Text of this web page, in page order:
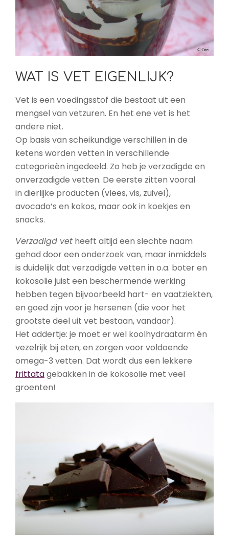
WAT IS VET EIGENLIJK?
Vet is een voedingsstof die bestaat uit een
mengsel van vetzuren. En het ene vet is het
andere niet.
Op basis van scheikundige verschillen in de
ketens worden vetten in verschillende
categorieën ingedeeld. Zo heb je verzadigde en
onverzadigde vetten. De eerste zitten vooral
in dierlijke producten (vlees, vis, zuivel),
avocado’s en kokos, maar ook in koekjes en
snacks.
Verzadigd vet heeft altijd een slechte naam
gehad door een onderzoek van, maar inmiddels
is duidelijk dat verzadigde vetten in o.a. boter en
kokosolie juist een beschermende werking
hebben tegen bijvoorbeeld hart- en vaatziekten,
en goed zijn voor je hersenen (die voor het
grootste deel uit vet bestaan, vandaar).
Het addertje: je moet er wel koolhydraatarm én
vezelrijk bij eten, en zorgen voor voldoende
omega-3 vetten. Dat wordt dus een lekkere
frittatagebakken in de kokosolie met veel
groenten!